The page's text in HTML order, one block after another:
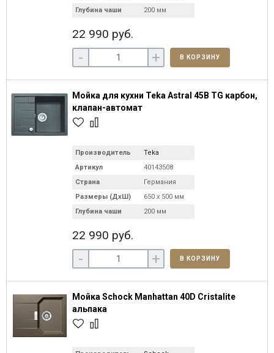
Глубина чаши
200 мм
22 990 руб.
- + В КОРЗИНУ
Мойка для кухни Teka Astral 45B TG карбон,
клапан-автомат
Производитель
Teka
Артикул
40143508
Страна
Германия
Размеры (ДхШ)
650 х 500 мм
Глубина чаши
200 мм
22 990 руб.
- + В КОРЗИНУ
Мойка Schock Manhattan 40D Cristalite
альпака